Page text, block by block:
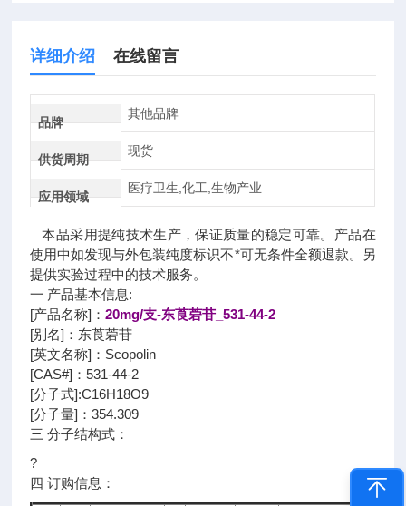
详细介绍 在线留言
品牌
其他品牌
供货周期
现货
应用领域
医疗卫生,化工,生物产业
本品采用提纯技术生产，保证质量的稳定可靠。产品在
使用中如发现与外包装纯度标识不*可无条件全额退款。另
提供实验过程中的技术服务。
一 产品基本信息:
[产品名称]：20mg/支-东莨菪苷_531-44-2
[别名]：东莨菪苷
[英文名称]：Scopolin
[CAS#]：531-44-2
[分子式]:C16H18O9
[分子量]：354.309
三 分子结构式：
?
四 订购信息：